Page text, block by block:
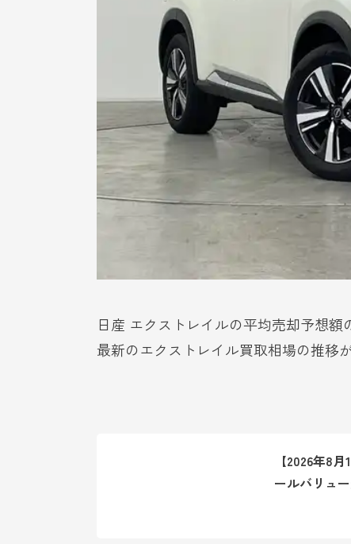
日産 エクストレイルの平均売却予想額
最新のエクストレイル買取相場の推移
【2026年8
ールバリュ